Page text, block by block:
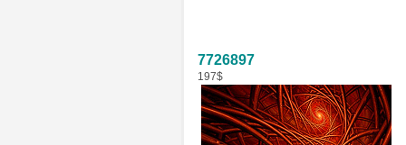
7726897
197$